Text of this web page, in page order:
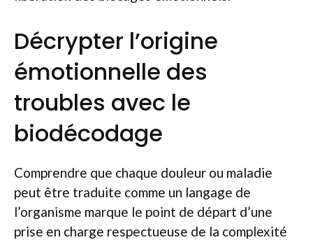
Décrypter l’origine
émotionnelle des
troubles avec le
biodécodage
Comprendre que chaque douleur ou maladie
peut être traduite comme un langage de
l’organisme marque le point de départ d’une
prise en charge respectueuse de la complexité